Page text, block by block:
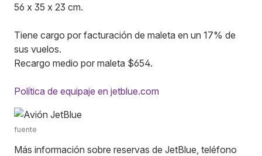
56 x 35 x 23 cm.
Tiene cargo por facturación de maleta en un 17% de
sus vuelos.
Recargo medio por maleta $654.
Política de equipaje en jetblue.com
fuente
Más información sobre reservas de JetBlue, teléfono